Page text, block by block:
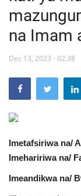
Onyesho la
Misri
Timu yetu
Urithi wa Nasser
Habari
Harakati ya
na Imam
Dec 13, 2023 - 02:38
Imetafsiriwa na/
Imehaririwa na/
Imeandikwa na/